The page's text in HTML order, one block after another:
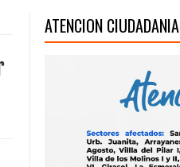
violencias
ATENCION CIUDADANIA